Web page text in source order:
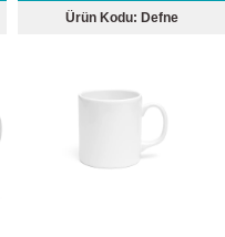
Ürün Kodu: Defne